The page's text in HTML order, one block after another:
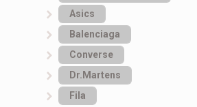
Asics
Balenciaga
Converse
Dr.Martens
Fila